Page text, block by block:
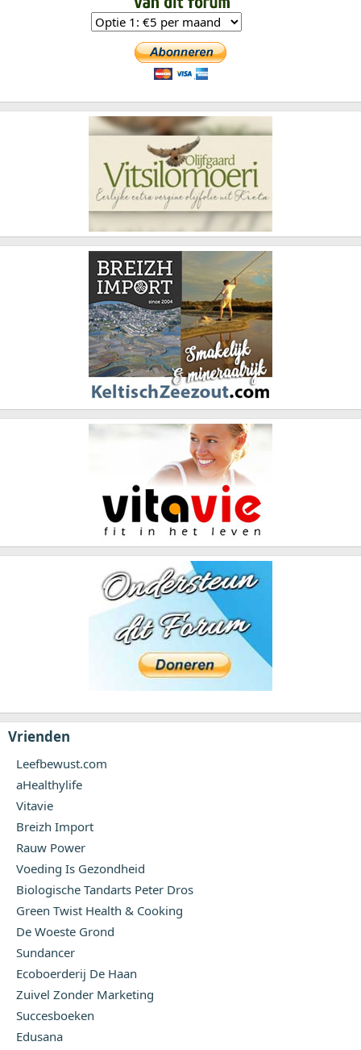
Vrienden
Leefbewust.com
aHealthylife
Vitavie
Breizh Import
Rauw Power
Voeding Is Gezondheid
Biologische Tandarts Peter Dros
Green Twist Health & Cooking
De Woeste Grond
Sundancer
Ecoboerderij De Haan
Zuivel Zonder Marketing
Succesboeken
Edusana